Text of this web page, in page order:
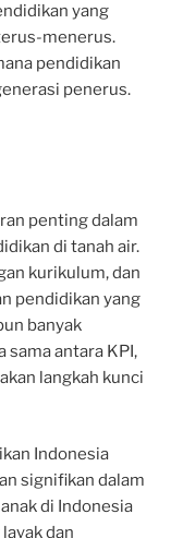
yang
menerus.
pendidikan
penerus.
penting dalam
di tanah air.
kurikulum, dan
pendidikan yang
banyak
sama antara KPI,
langkah kunci
Indonesia
signifikan dalam
di Indonesia
dan